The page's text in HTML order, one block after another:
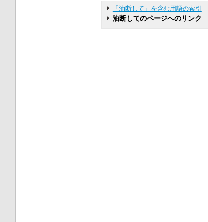
「油断して」を含む用語の索引
油断してのページへのリンク